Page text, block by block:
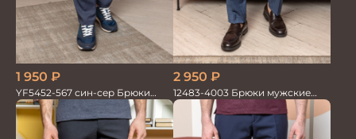
1 950 ₽
YF5452-567 син-сер Брюки
мужские
2 950 ₽
12483-4003 Брюки мужские
серо-голубые